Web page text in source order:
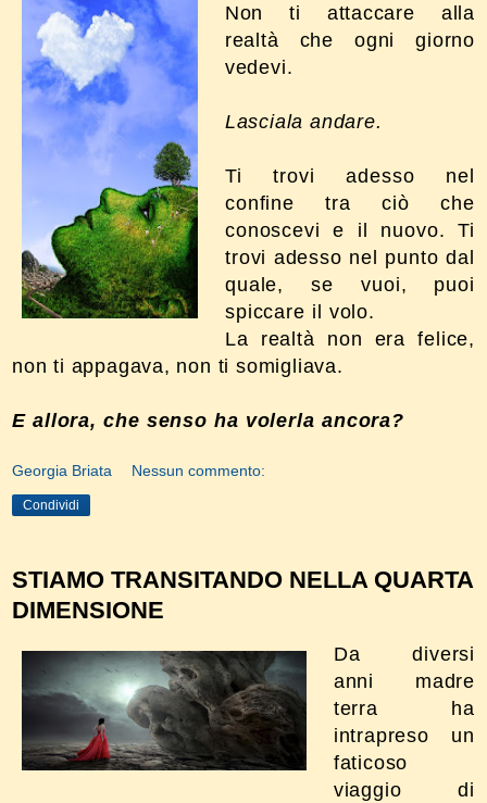
Non ti attaccare alla
realtà che ogni giorno
vedevi.
Lasciala andare.
Ti trovi adesso nel
confine tra ciò che
conoscevi e il nuovo. Ti
trovi adesso nel punto dal
quale, se vuoi, puoi
spiccare il volo.
La realtà non era felice,
non ti appagava, non ti somigliava.
E allora, che senso ha volerla ancora?
Georgia Briata Nessun commento:
Condividi
STIAMO TRANSITANDO NELLA QUARTA
DIMENSIONE
Da diversi
anni madre
terra ha
intrapreso un
faticoso
viaggio di